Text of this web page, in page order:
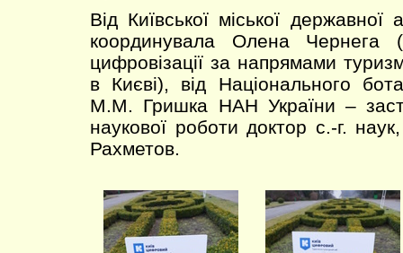
Від Київської міської державної
координувала Олена Чернега
цифровізації за напрямами
в Києві), від Національного
М.М. Гришка НАН України –
наукової роботи доктор с.-г.
Рахметов.